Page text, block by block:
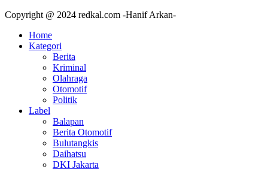
Copyright @ 2024 redkal.com -Hanif Arkan-
Home
Kategori
Berita
Kriminal
Olahraga
Otomotif
Politik
Label
Balapan
Berita Otomotif
Bulutangkis
Daihatsu
DKI Jakarta